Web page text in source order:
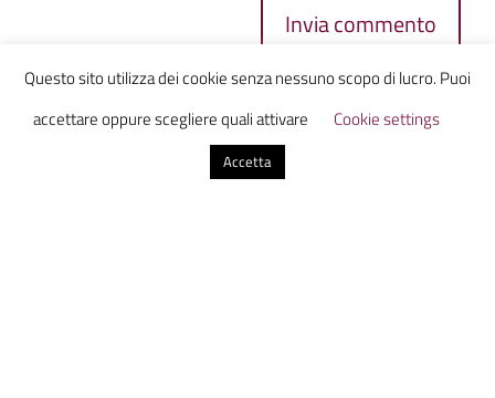
Invia commento
Questo sito utilizza dei cookie senza nessuno scopo di lucro. Puoi
accettare oppure scegliere quali attivare
Cookie settings
Accetta